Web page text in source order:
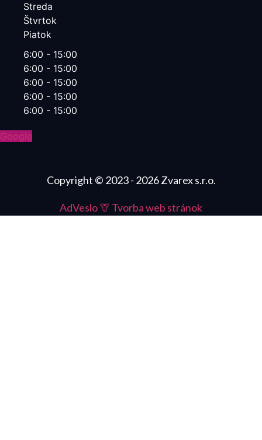
Streda
Štvrtok
Piatok
6:00 - 15:00
6:00 - 15:00
6:00 - 15:00
6:00 - 15:00
6:00 - 15:00
Google
Copyright © 2023 - 2026 Zvarex s.r.o.
AdVeslo 🦒 Tvorba web stránok